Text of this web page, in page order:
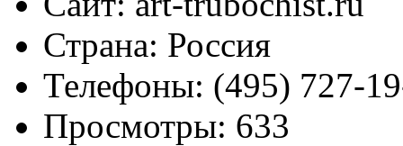
Страна: Россия
Телефоны: (495) 727-
Просмотры: 633